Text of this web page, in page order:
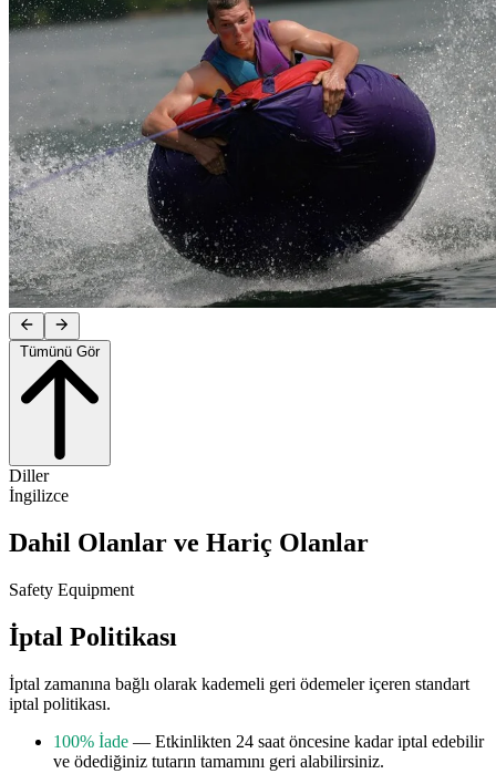
Tümünü Gör
Diller
İngilizce
Dahil Olanlar ve Hariç Olanlar
Safety Equipment
İptal Politikası
İptal zamanına bağlı olarak kademeli geri ödemeler içeren standart
iptal politikası.
100% İade — Etkinlikten 24 saat öncesine kadar iptal edebilir
ve ödediğiniz tutarın tamamını geri alabilirsiniz.